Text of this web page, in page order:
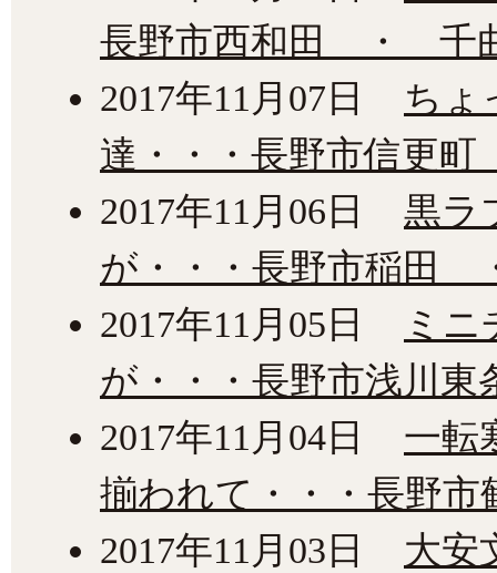
長野市西和田 ・ 千
2017年11月07日
ちょ
達・・・長野市信更
2017年11月06日
黒ラ
が・・・長野市稲田
2017年11月05日
ミ
が・・・長野市浅川
2017年11月04日
一転
揃われて・・・長
2017年11月03日
大安